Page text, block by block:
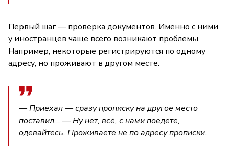
Первый шаг — проверка документов. Именно с ними
у иностранцев чаще всего возникают проблемы.
Например, некоторые регистрируются по одному
адресу, но проживают в другом месте.
— Приехал — сразу прописку на другое место
поставил... — Ну нет, всё, с нами поедете,
одевайтесь. Проживаете не по адресу прописки.